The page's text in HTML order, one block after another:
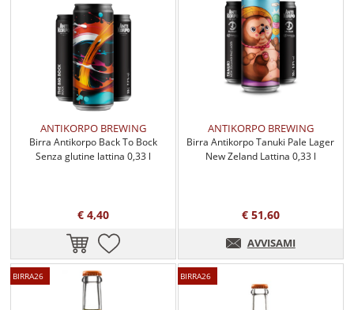
ANTIKORPO BREWING
Birra Antikorpo Back To Bock
Senza glutine lattina 0,33 l
€ 4,40
ANTIKORPO BREWING
Birra Antikorpo Tanuki Pale Lager
New Zeland Lattina 0,33 l
€ 51,60
AVVISAMI
BIRRA26 BIRRA26